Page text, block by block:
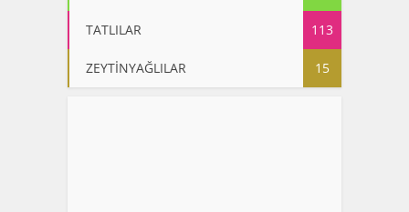
TATLILAR 113
ZEYTİNYAĞLILAR 15